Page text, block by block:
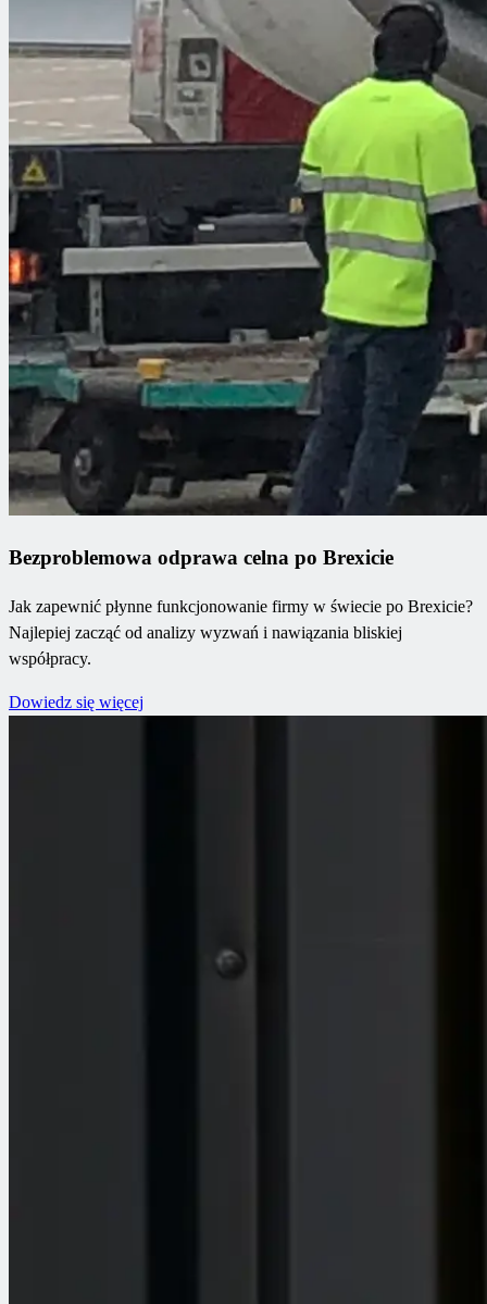
Bezproblemowa odprawa celna po Brexicie
Jak zapewnić płynne funkcjonowanie firmy w świecie po Brexicie?
Najlepiej zacząć od analizy wyzwań i nawiązania bliskiej
współpracy.
Dowiedz się więcej